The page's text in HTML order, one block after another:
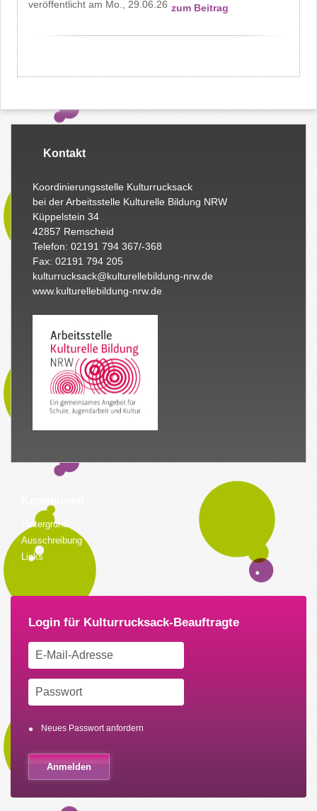
Mo., 29.06.26 zum Beitrag
Kontakt
Koordinierungsstelle Kulturrucksack
bei der Arbeitsstelle Kulturelle Bildung NRW
Küppelstein 34
42857 Remscheid
Telefon: 02191 794 367/-368
Fax: 02191 794 205
kulturrucksack@kulturellebildung-nrw.de
www.kulturellebildung-nrw.de
Hintergrund
Ausschreibung
Links
Neues Passwort anfordern